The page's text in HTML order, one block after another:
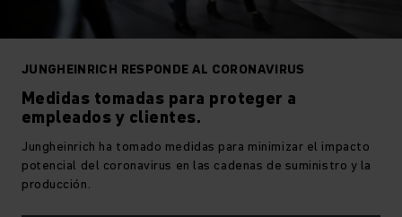
JUNGHEINRICH RESPONDE AL CORONAVIRUS
Medidas tomadas para proteger a
empleados y clientes.
Jungheinrich ha tomado medidas para minimizar el impacto
potencial del coronavirus en las cadenas de suministro y la
producción.